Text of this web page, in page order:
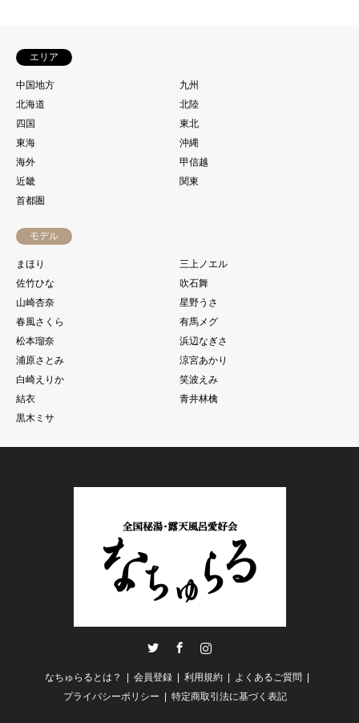
エリア
中国地方
九州
北海道
北陸
四国
東北
東海
沖縄
海外
甲信越
近畿
関東
首都圏
モデル
まほり
三上ノエル
佐竹ひな
吹石舞
山崎杏奈
星野うさ
春風さくら
有馬メグ
松本瑠奈
浜辺なぎさ
浦原さとみ
涼宮あかり
白崎えりか
笑波えみ
結衣
青井林檎
黒木ミサ
なちゅらるとは？ 会員登録 利用規約
よくあるご質問
プライバシーポリシー
特定商取引法に基づく表記